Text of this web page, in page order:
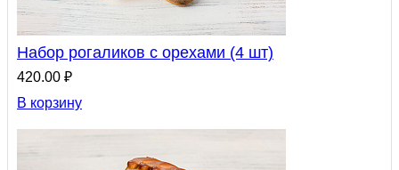
Набор рогаликов с орехами (4 шт)
420.00 ₽
В корзину